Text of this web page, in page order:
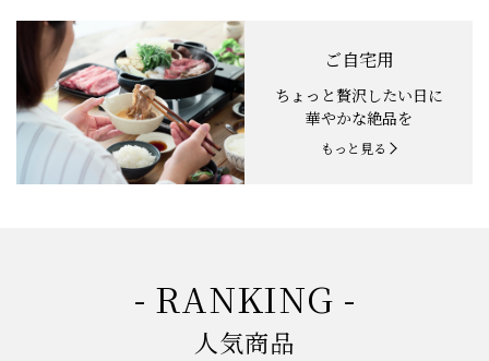
ご自宅用
ちょっと贅沢したい日に
華やかな絶品を
もっと見る
- RANKING -
人気商品